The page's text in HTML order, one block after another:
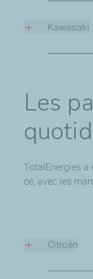
Kawasaki
Kawasaki et
Les
TotalEnergies
ce, avec les
Citroën
Partenaires